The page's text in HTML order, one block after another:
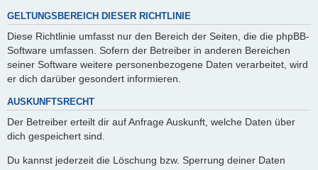
GELTUNGSBEREICH DIESER RICHTLINIE
Diese Richtlinie umfasst nur den Bereich der Seiten, die die phpBB-
Software umfassen. Sofern der Betreiber in anderen Bereichen
seiner Software weitere personenbezogene Daten verarbeitet, wird
er dich darüber gesondert informieren.
AUSKUNFTSRECHT
Der Betreiber erteilt dir auf Anfrage Auskunft, welche Daten über
dich gespeichert sind.
Du kannst jederzeit die Löschung bzw. Sperrung deiner Daten